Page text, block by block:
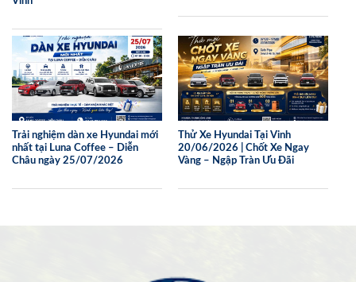
Trải nghiệm dàn xe Hyundai mới
nhất tại Luna Coffee – Diễn
Châu ngày 25/07/2026
Thử Xe Hyundai Tại Vinh
20/06/2026 | Chốt Xe Ngay
Vàng – Ngập Tràn Ưu Đãi